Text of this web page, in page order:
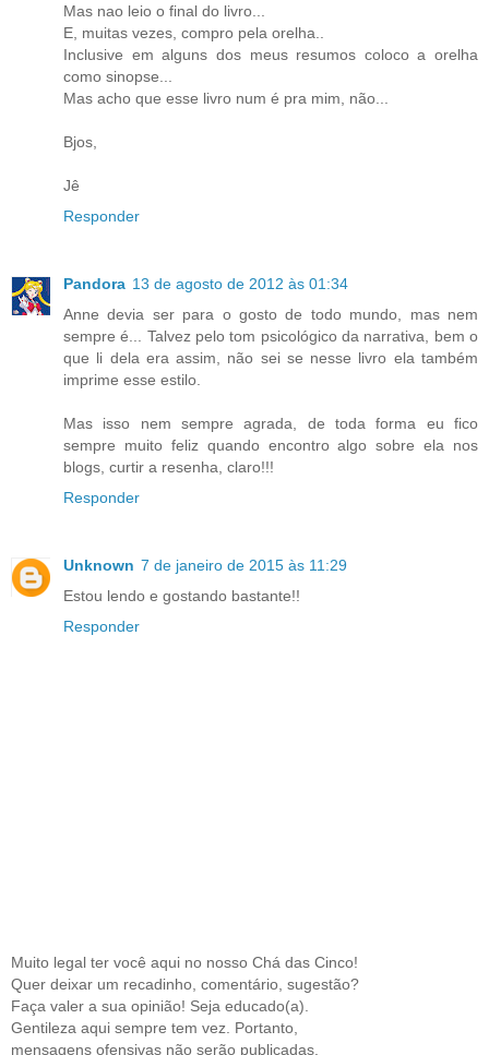
Mas nao leio o final do livro...
E, muitas vezes, compro pela orelha..
Inclusive em alguns dos meus resumos coloco a orelha
como sinopse...
Mas acho que esse livro num é pra mim, não...
Bjos,
Jê
Responder
Pandora 13 de agosto de 2012 às 01:34
Anne devia ser para o gosto de todo mundo, mas nem
sempre é... Talvez pelo tom psicológico da narrativa, bem o
que li dela era assim, não sei se nesse livro ela também
imprime esse estilo.
Mas isso nem sempre agrada, de toda forma eu fico
sempre muito feliz quando encontro algo sobre ela nos
blogs, curtir a resenha, claro!!!
Responder
Unknown 7 de janeiro de 2015 às 11:29
Estou lendo e gostando bastante!!
Responder
Muito legal ter você aqui no nosso Chá das Cinco!
Quer deixar um recadinho, comentário, sugestão?
Faça valer a sua opinião! Seja educado(a).
Gentileza aqui sempre tem vez. Portanto,
mensagens ofensivas não serão publicadas.